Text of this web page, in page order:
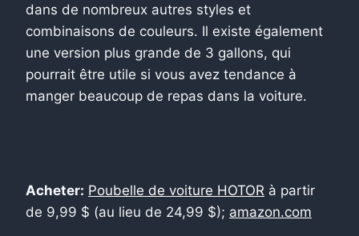
dans de nombreux autres styles et
combinaisons de couleurs. Il existe également
une version plus grande de 3 gallons, qui
pourrait être utile si vous avez tendance à
manger beaucoup de repas dans la voiture.
Acheter: Poubelle de voiture HOTOR à partir
de 9,99 $ (au lieu de 24,99 $); amazon.com